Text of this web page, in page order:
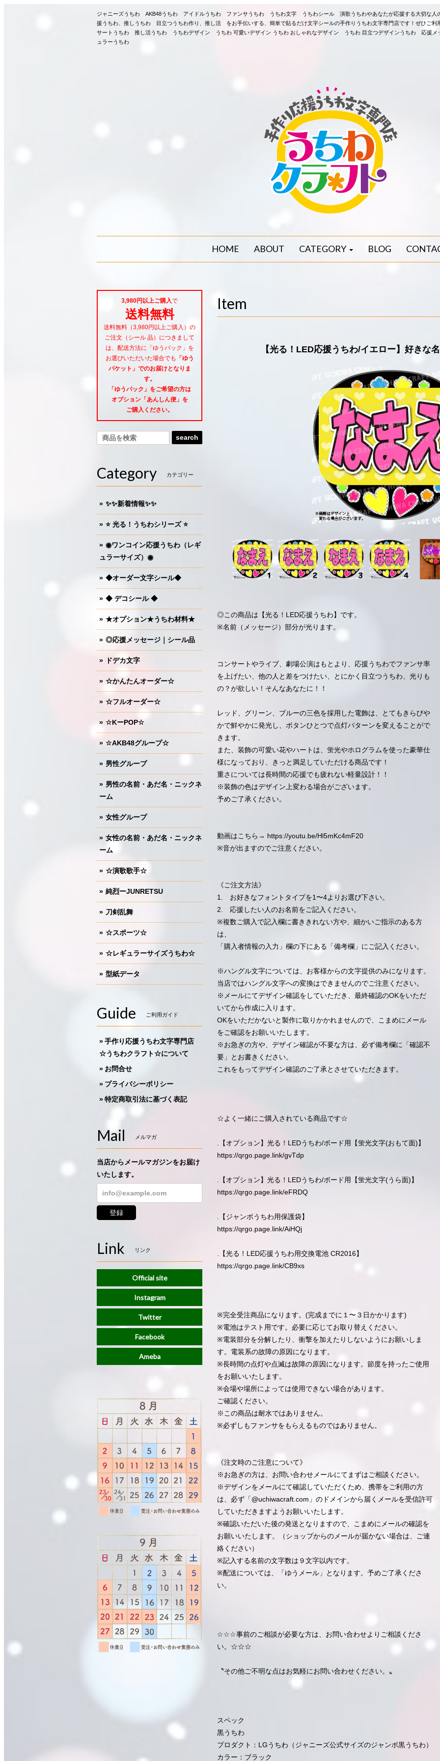
ジャニーズうちわ AKB48うちわ アイドルうちわ ファンサうちわ うちわ文字 うちわシール 演歌うちわやあなたが応援する大切な
援うちわ、推しうちわ 目立つうちわ作り、推し活 をお手伝いする、簡単で貼るだけ文字シールの手作りうちわ文字専門店です！ぜひご
サートうちわ 推し活うちわ うちわデザイン うちわ 可愛いデザイン うちわ おしゃれなデザイン うちわ 目立つデザインうちわ 応援
ュラーうちわ
HOME ABOUT CATEGORY BLOG
Item
【光る！LED応援うちわ/イエロー】好きな
◎この商品は【光る！LED応援うちわ】です。
※名前（メッセージ）部分が光ります。
コンサートやライブ、劇場公演はもとより、応援うちわでファンサ率
を上げたい、他の人と差をつけたい、とにかく目立つうちわ、光りも
の？が欲しい！そんなあなたに！！
レッド、グリーン、ブルーの三色を採用した電飾は、とてもきらびや
かで鮮やかに発光し、ボタンひとつで点灯パターンを変えることがで
きます。
また、装飾の可愛い花やハートは、蛍光やホログラムを使った豪華仕
様になっており、きっと満足していただける商品です！
重さについては長時間の応援でも疲れない軽量設計！！
※装飾の色はデザイン上変わる場合がございます。
予めご了承ください。
動画はこちら→ https://youtu.be/Hl5mKc4mF20
※音が出ますのでご注意ください。
《ご注文方法》
1. お好きなフォントタイプを1〜4よりお選び下さい。
2. 応援したい人のお名前をご記入ください。
※複数ご購入で記入欄に書ききれない方や、細かいご指示のある方
は、
「購入者情報の入力」欄の下にある「備考欄」にご記入ください。
※ハングル文字については、お客様からの文字提供のみになります。
当店ではハングル文字への変換はできませんのでご注意ください。
※メールにてデザイン確認をしていただき、最終確認のOKをいただ
いてから作成に入ります。
OKをいただかないと製作に取りかかれませんので、こまめにメール
をご確認をお願いいたします。
※お急ぎの方や、デザイン確認が不要な方は、必ず備考欄に「確認不
要」とお書きください。
これをもってデザイン確認のご了承とさせていただきます。
☆よく一緒にご購入されている商品です☆
.【オプション】光る！LEDうちわ/ボード用【蛍光文字(おもて面)】
https://qrgo.page.link/gvTdp
.【オプション】光る！LEDうちわ/ボード用【蛍光文字(うら面)】
https://qrgo.page.link/eFRDQ
.【ジャンボうちわ用保護袋】
https://qrgo.page.link/AiHQj
.【光る！LED応援うちわ用交換電池 CR2016】
https://qrgo.page.link/CB9xs
※完全受注商品になります。(完成までに１〜３日かかります)
※電池はテスト用です。必要に応じてお取り替えください。
※電装部分を分解したり、衝撃を加えたりしないようにお願いしま
す。電装系の故障の原因になります。
※長時間の点灯や点滅は故障の原因になります。節度を持ったご使用
をお願いいたします。
※会場や場所によっては使用できない場合があります。
ご確認ください。
※この商品は耐水ではありません。
※必ずしもファンサをもらえるものではありません。
《注文時のご注意について》
※お急ぎの方は、お問い合わせメールにてまずはご相談ください。
※デザインをメールにて確認していただくため、携帯をご利用の方
は、必ず「@uchiwacraft.com」のドメインから届くメールを受信許可
していただきますようお願いいたします。
※確認いただいた後の発送となりますので、こまめにメールの確認を
お願いいたします。（ショップからのメールが届かない場合は、ご連
絡ください）
※記入する名前の文字数は９文字以内です。
※配送については、「ゆうメール」となります。予めご了承くださ
い。
☆☆☆事前のご相談が必要な方は、お問い合わせよりご相談くださ
い。☆☆☆
〝その他ご不明な点はお気軽にお問い合わせください。〟
スペック
黒うちわ
プロダクト：LGうちわ（ジャニーズ公式サイズのジャンボ黒うちわ）
カラー：ブラック
3,980円以上ご購入で
送料無料
送料無料（3,980円以上ご購入）の
ご注文（シール 品）につきまして
は、配送方法に「ゆうパック」を
お選びいただいた場合でも
「ゆう
パケット」でのお届けとなりま
す。
「ゆうパック」をご希望の方は
オプション「あんしん便」 を
ご購入ください。
search
Category カテゴリー
✨✨新着情報✨✨
⭐️ 光る！うちわシリーズ ⭐️
◉ワンコイン応援うちわ（レギ
ュラーサイズ）◉
◆オーダー文字シール◆
◆ デコシール ◆
★オプション★うちわ材料★
◎応援メッセージ｜シール品
ドデカ文字
☆かんたんオーダー☆
☆フルオーダー☆
☆KーPOP☆
☆AKB48グループ☆
男性グループ
男性の名前・あだ名・ニックネ
ーム
女性グループ
女性の名前・あだ名・ニックネ
ーム
☆演歌歌手☆
純烈ーJUNRETSU
刀剣乱舞
☆スポーツ☆
☆レギュラーサイズうちわ☆
型紙データ
Guide ご利用ガイド
手作り応援うちわ文字専門店
☆うちわクラフト☆について
お問合せ
プライバシーポリシー
特定商取引法に基づく表記
Mail メルマガ
当店からメールマガジンをお届け
いたします。
登録
Link リンク
Official site
Instagram
Twitter
Facebook
Ameba